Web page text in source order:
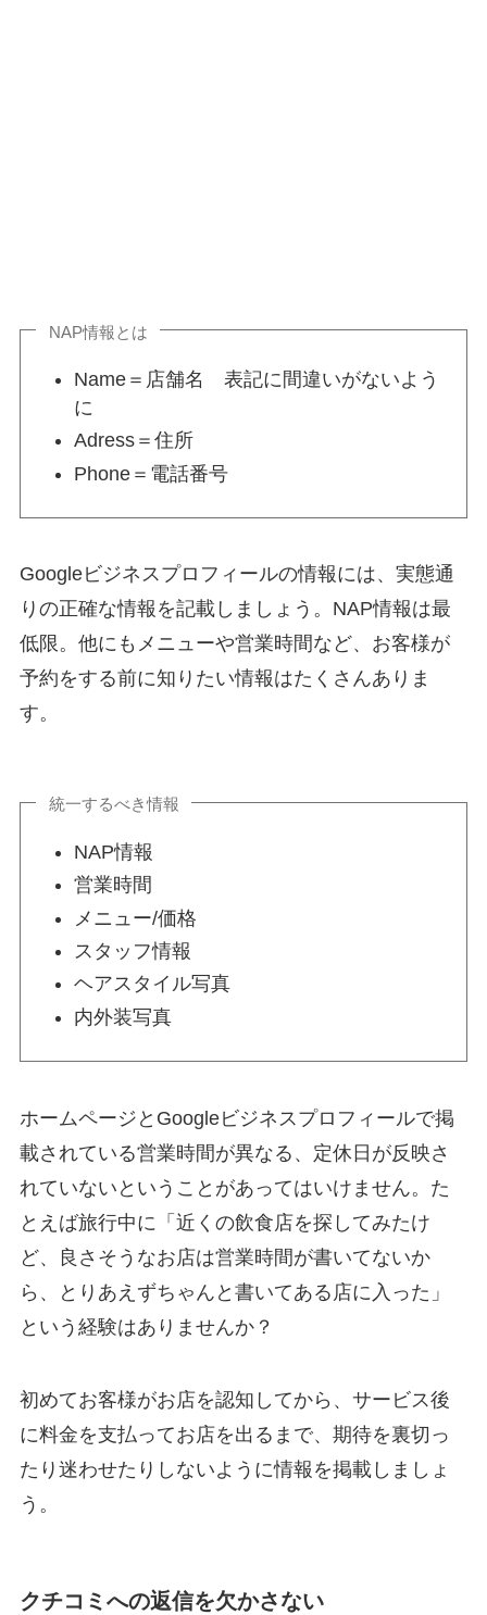
NAP情報とは
Name＝店舗名 表記に間違いがないよう
に
Adress＝住所
Phone＝電話番号
Googleビジネスプロフィールの情報には、実態通
りの正確な情報を記載しましょう。NAP情報は最
低限。他にもメニューや営業時間など、お客様が
予約をする前に知りたい情報はたくさんありま
す。
統一するべき情報
NAP情報
営業時間
メニュー/価格
スタッフ情報
ヘアスタイル写真
内外装写真
ホームページとGoogleビジネスプロフィールで掲
載されている営業時間が異なる、定休日が反映さ
れていないということがあってはいけません。た
とえば旅行中に「近くの飲食店を探してみたけ
ど、良さそうなお店は営業時間が書いてないか
ら、とりあえずちゃんと書いてある店に入った」
という経験はありませんか？
初めてお客様がお店を認知してから、サービス後
に料金を支払ってお店を出るまで、期待を裏切っ
たり迷わせたりしないように情報を掲載しましょ
う。
クチコミへの返信を欠かさない